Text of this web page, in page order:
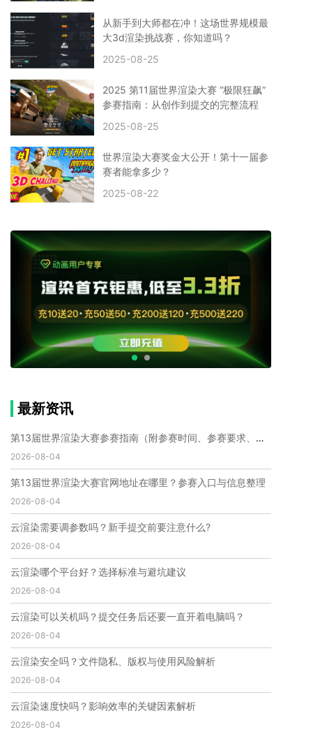
vr渲染器
效果图渲染 免费云渲染
Autodesk
2D转3D
SU渲染 圣诞短片
风暴幽灵船
云渲染大咖专访
CG电影云渲染案例
Houdini建模案例
CG人物制作
Maya基础知识
Blender渲染技巧
3ds Max资讯
3ds Max教程
CG软件资讯
3d云渲染
3dmax渲染
Substance Painter
vray网络渲染
SAAS渲染农场
Lumion
ZBrush技巧
SketchUp教程
3dmax 渲染慢
渲染卡顿
云渲染怎么收费
纹理渲染
全局光引擎
渲染溢色
EEVEE渲染器
Cycles渲染器
C4D教程
Corona降噪器
奥斯卡
人物建模渲染
在线建模渲染
北京渲染农场
成都动画渲染
免费渲染农场
网络渲染农场
个人渲染农场
小型渲染农场
自建渲染农场
视频渲染农场
渲染农场软件
cpu渲染农场
渲染农场费用
渲染农场下载
模型软件
建模渲染软件
三维建模渲染
3d建模渲染
云渲染农场
C4D渲染农场
渲染农场收费
云渲染农场价格
瑞云渲染农场价格
动画渲染农场
第十一届世界渲染大赛
世界渲染大赛时间
世界渲染大赛官网
国际渲染大赛
国际渲染大赛排名
世界渲染大赛软件
瑞云官网
瑞云科技 端云
瑞云渲染官网
网络渲染软件
云渲染服务
云渲染怎么收费
云渲染怎么用
云渲染技术
云渲染原理 云渲染插件
云渲染软件
云渲染引擎
云渲染主机
云渲染软件厂家
免费云渲染
云渲染网站
云渲染收费 云渲染厂家
云渲染厂商
瑞云渲染大赛
3d渲染大赛
CG动画渲染大赛
瑞云渲染大赛报名页
从新手到大师都在冲！这场世界规模最
大3d渲染挑战赛，你知道吗？
2025-08-25
2025 第11届世界渲染大赛 “极限狂飙”
参赛指南：从创作到提交的完整流程
2025-08-25
世界渲染大赛奖金大公开！第十一届参
赛者能拿多少？
2025-08-22
最新资讯
第13届世界渲染大赛参赛指南（附参赛时间、参赛要求、赛事奖励等）
2026-08-04
第13届世界渲染大赛官网地址在哪里？参赛入口与信息整理
2026-08-04
云渲染需要调参数吗？新手提交前要注意什么?
2026-08-04
云渲染哪个平台好？选择标准与避坑建议
2026-08-04
云渲染可以关机吗？提交任务后还要一直开着电脑吗？
2026-08-04
云渲染安全吗？文件隐私、版权与使用风险解析
2026-08-04
云渲染速度快吗？影响效率的关键因素解析
2026-08-04